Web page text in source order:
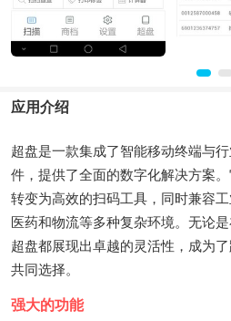
应用介绍
超盘是一款集成了智能移动终端与
件，提供了全面的数字化解决方案
转变为高效的扫码工具，同时兼容
医药和物流等多种复杂环境。无论
超盘都展现出卓越的灵活性，成为
共同选择。
强大的功能